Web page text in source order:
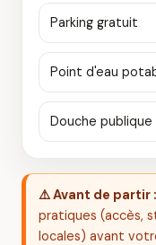
Parking gratuit
Point d'eau
Douche publique
⚠️ Avant de partir :
pratiques (accès,
locales) avant